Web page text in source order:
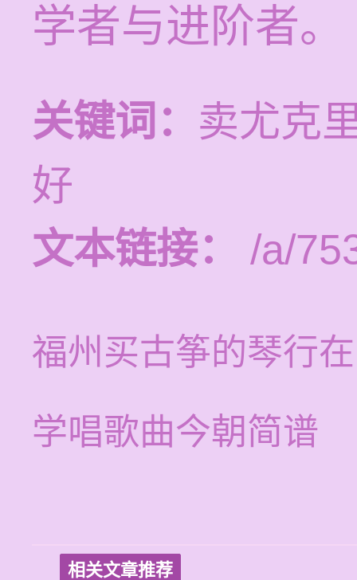
学者与进阶者。
关键词： 卖尤克
好
文本链接：
/a/
福州买古筝的琴行
学唱歌曲今朝简谱
相关文章推荐